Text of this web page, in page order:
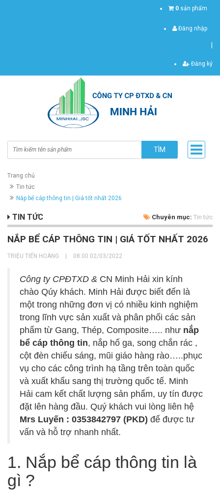
0 sản phẩm
Đăng nhập
Đăng ký
TÌM
Trang chủ
Tin tức
Nắp bể cáp thông tin | Giá tốt nhất 2026
TIN TỨC Chuyên mục: Tin tức
NẮP BỂ CÁP THÔNG TIN | GIÁ TỐT NHẤT 2026
TRIỆU TIẾN HOÀNG 08:00 02/03/2022
Công ty CPĐTXD & CN Minh Hải xin kính
chào Qúy khách. Minh Hải được biết đến là
một trong những đơn vị có nhiều kinh nghiệm
trong lĩnh vực sản xuất và phân phối các sản
phẩm từ Gang, Thép, Composite….. như nắp
bể cáp thông tin, nắp hố ga, song chắn rác ,
cột đèn chiếu sáng, mũi giáo hàng rào…..phục
vụ cho các công trình hạ tầng trên toàn quốc
và xuất khẩu sang thị trường quốc tế. Minh
Hải cam kết chất lượng sản phẩm, uy tín được
đặt lên hàng đầu. Quý khách vui lòng liên hệ
Mrs Luyến : 0353842797 (PKD) để được tư
vấn và hỗ trợ nhanh nhất.
1. Nắp bể cáp thông tin là
gì ?